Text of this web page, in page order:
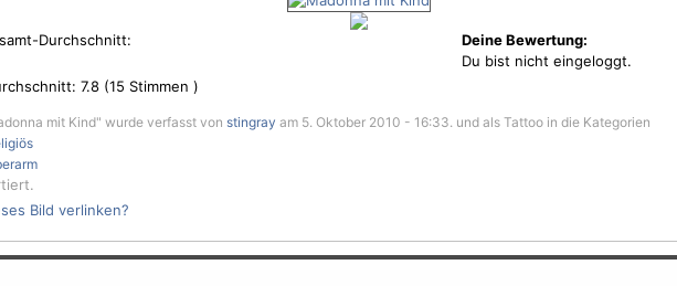
Durchschnitt:
7.8 (15 Stimmen )
Deine Bewertung:
Du bist nicht eingeloggt.
mit Kind" wurde verfasst von stingray am 5. Oktober 2010 - 16:33. und als Tattoo in die Kategorien
Bild verlinken?